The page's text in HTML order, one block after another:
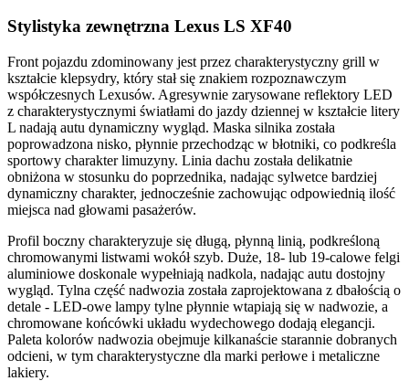
Stylistyka zewnętrzna Lexus LS XF40
Front pojazdu zdominowany jest przez charakterystyczny grill w
kształcie klepsydry, który stał się znakiem rozpoznawczym
współczesnych Lexusów. Agresywnie zarysowane reflektory LED
z charakterystycznymi światłami do jazdy dziennej w kształcie litery
L nadają autu dynamiczny wygląd. Maska silnika została
poprowadzona nisko, płynnie przechodząc w błotniki, co podkreśla
sportowy charakter limuzyny. Linia dachu została delikatnie
obniżona w stosunku do poprzednika, nadając sylwetce bardziej
dynamiczny charakter, jednocześnie zachowując odpowiednią ilość
miejsca nad głowami pasażerów.
Profil boczny charakteryzuje się długą, płynną linią, podkreśloną
chromowanymi listwami wokół szyb. Duże, 18- lub 19-calowe felgi
aluminiowe doskonale wypełniają nadkola, nadając autu dostojny
wygląd. Tylna część nadwozia została zaprojektowana z dbałością o
detale - LED-owe lampy tylne płynnie wtapiają się w nadwozie, a
chromowane końcówki układu wydechowego dodają elegancji.
Paleta kolorów nadwozia obejmuje kilkanaście starannie dobranych
odcieni, w tym charakterystyczne dla marki perłowe i metaliczne
lakiery.